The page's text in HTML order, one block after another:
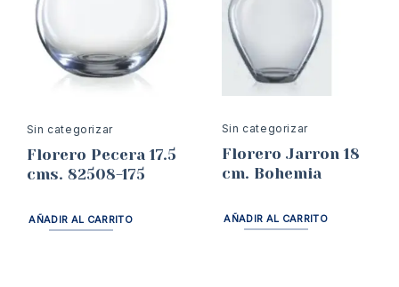
Sin categorizar
Florero Pecera 17.5
cms. 82508-175
AÑADIR AL CARRITO
Sin categorizar
Florero Jarron 18
cm. Bohemia
AÑADIR AL CARRITO